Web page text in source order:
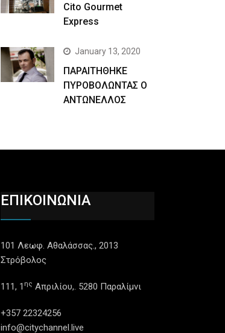
Cito Gourmet
Express
January 13, 2020
ΠΑΡΑΙΤΗΘΗΚΕ
ΠΥΡΟΒΟΛΩΝΤΑΣ Ο
ΑΝΤΩΝΕΛΛΟΣ
ΕΠΙΚΟΙΝΩΝΙΑ
101 Λεωφ. Αθαλάσσας., 2013
Στρόβολος
111, 1 ης Απριλίου,. 5280 Παραλίμνι
+357 22324256
info@citychannel.live